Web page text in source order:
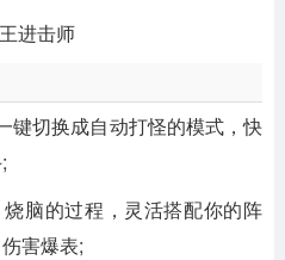
切换成自动打怪的模式，快
脑的过程，灵活搭配你的阵
害爆表;